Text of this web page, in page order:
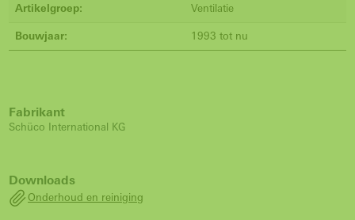
Artikelgroep: Ventilatie
Bouwjaar: 1993 tot nu
Fabrikant
Schüco International KG
Downloads
Onderhoud en reiniging